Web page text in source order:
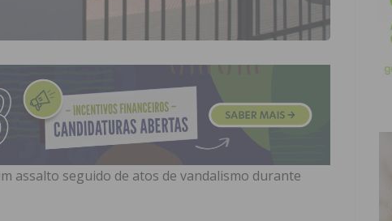
assalto seguido de atos de vandalismo durante